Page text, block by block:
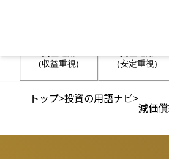
(収益重視)
(安定重視)
トップ>投資の用語ナビ>
減価